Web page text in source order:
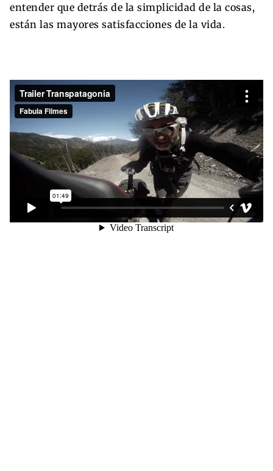
entender que detrás de la simplicidad de la cosas,
están las mayores satisfacciones de la vida.